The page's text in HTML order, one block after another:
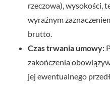
rzeczowa), wysokości,
wyraźnym
brutto.
Czas trwania umowy:
zakończenia
jej ewentualnego